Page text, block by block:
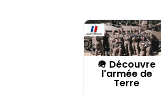
🪖 Découvre
l'armée de
Terre